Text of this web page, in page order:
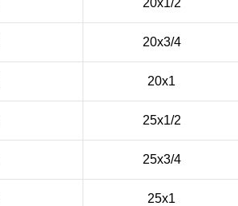
20х1/2
20х3/4
20х1
25х1/2
25х3/4
25х1